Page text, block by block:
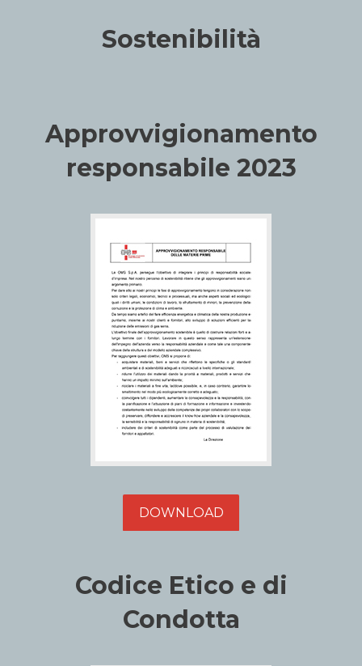
Sostenibilità
Approvvigionamento
responsabile 2023
DOWNLOAD
Codice Etico e di
Condotta